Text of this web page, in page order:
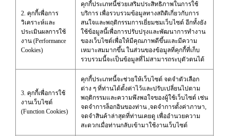
2. คุกกี้เพื่อการ
วิเคราะห์และ
ประเมินผลการใช้
งาน (Performance
Cookies)
คุกกี้ประเภทนี้ช่วยเสริมประสิทธิภาพในการใช้
บริการ เพื่อรวบรวมข้อมูลทางสถิติเกี่ยวกับการ
สนใจและพฤติกรรมการเยี่ยมชมเว็บไซต์ อีกทั้งยัง
ใช้ข้อมูลนี้เพื่อการปรับปรุงและพัฒนาการทำงาน
ของเว็บไซต์เพื่อให้มีคุณภาพดีขึ้นและมีความ
เหมาะสมมากขึ้น ในส่วนของข้อมูลที่คุกกี้ที่เก็บ
รวบรวมนี้จะเป็นข้อมูลที่ไม่สามารถระบุตัวตนได้
3. คุกกี้เพื่อการใช้
งานเว็บไซต์
(Function Cookies)
คุกกี้ประเภทนี้จะช่วยให้เว็บไซต์ จดจำตัวเลือก
ต่าง ๆ ที่ท่านได้ตั้งค่าไว้และปรับเปลี่ยนไปตาม
พฤติกรรมและความพึงพอใจของผู้ใช้เว็บไซต์ เช่น
จดจำการล็อกอินของท่าน ,จดจำการตั้งค่าภาษา,
จดจำสินค้าล่าสุดที่ท่านเคยดู เพื่ออำนวยความ
สะดวกเมื่อท่านกลับเข้ามาใช้งานเว็บไซต์